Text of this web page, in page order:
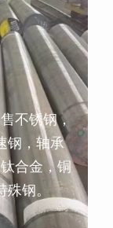
不锈钢，
钢，轴承
合金，铜
殊钢。